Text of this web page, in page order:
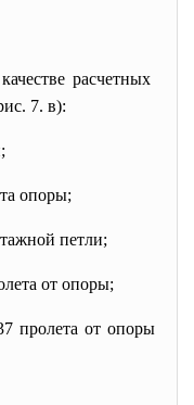
расчетных
7. в):
опоры;
петли;
от опоры;
пролета от опоры